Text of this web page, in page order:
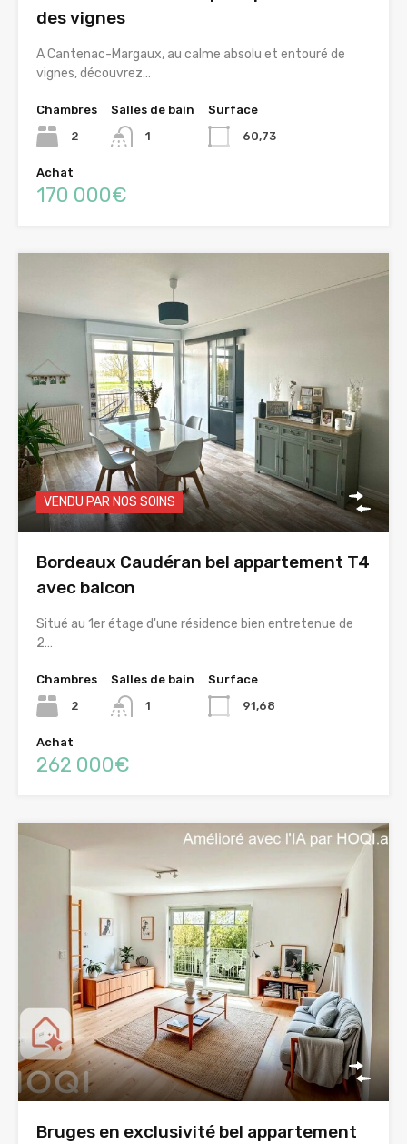
des vignes
A Cantenac-Margaux, au calme absolu et entouré de
vignes, découvrez…
Chambres
2
Salles de bain
1
Surface
60,73
Achat
170 000€
VENDU PAR NOS SOINS
Bordeaux Caudéran bel appartement T4
avec balcon
Situé au 1er étage d'une résidence bien entretenue de
2…
Chambres
2
Salles de bain
1
Surface
91,68
Achat
262 000€
Bruges en exclusivité bel appartement